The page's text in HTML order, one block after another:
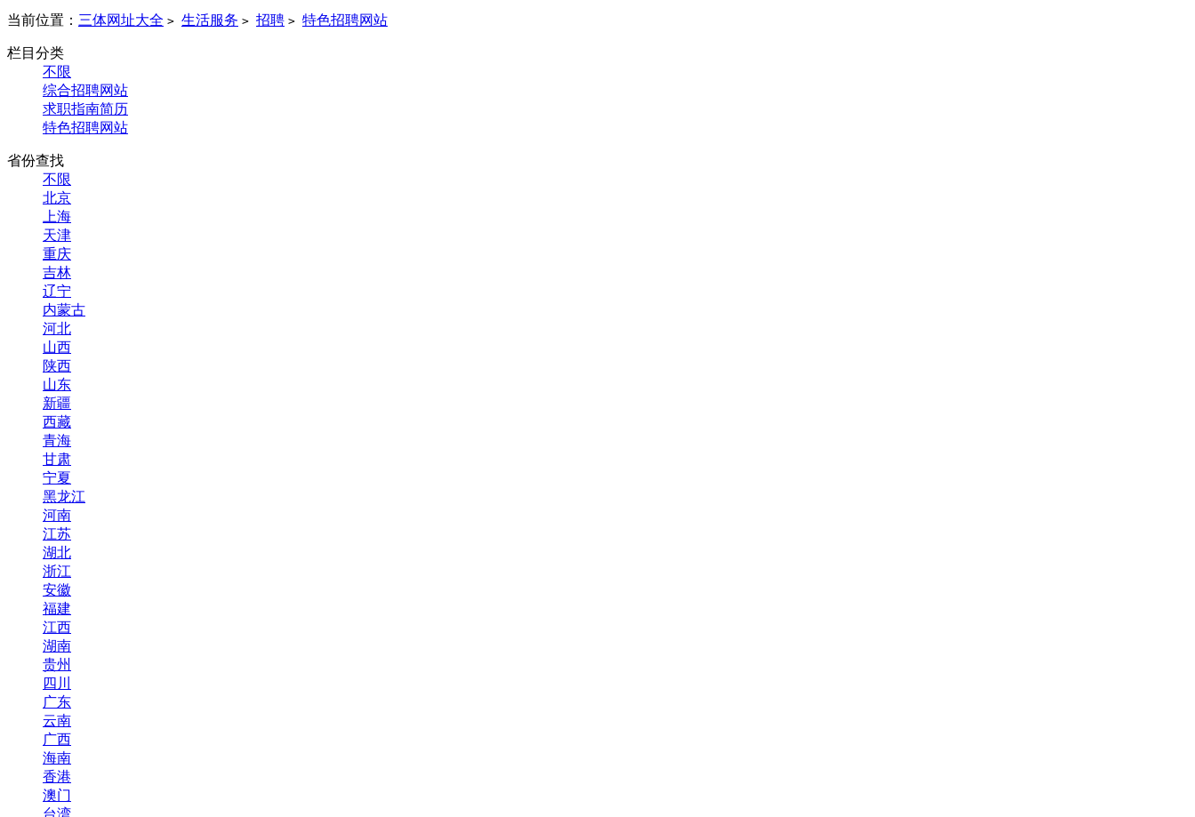
当前位置： 三体网址大全 > 生活服务 > 招聘 > 特色招聘网站
栏目分类
不限
综合招聘网站
求职指南简历
特色招聘网站
省份查找
不限
北京
上海
天津
重庆
吉林
辽宁
内蒙古
河北
山西
陕西
山东
新疆
西藏
青海
甘肃
宁夏
黑龙江
河南
江苏
湖北
浙江
安徽
福建
江西
湖南
贵州
四川
广东
云南
广西
海南
香港
澳门
台湾